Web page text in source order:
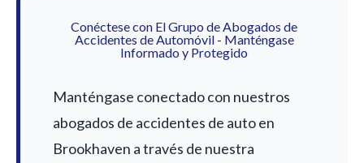
Conéctese con El Grupo de Abogados de
Accidentes de Automóvil - Manténgase
Informado y Protegido
Manténgase conectado con nuestros
abogados de accidentes de auto en
Brookhaven a través de nuestra